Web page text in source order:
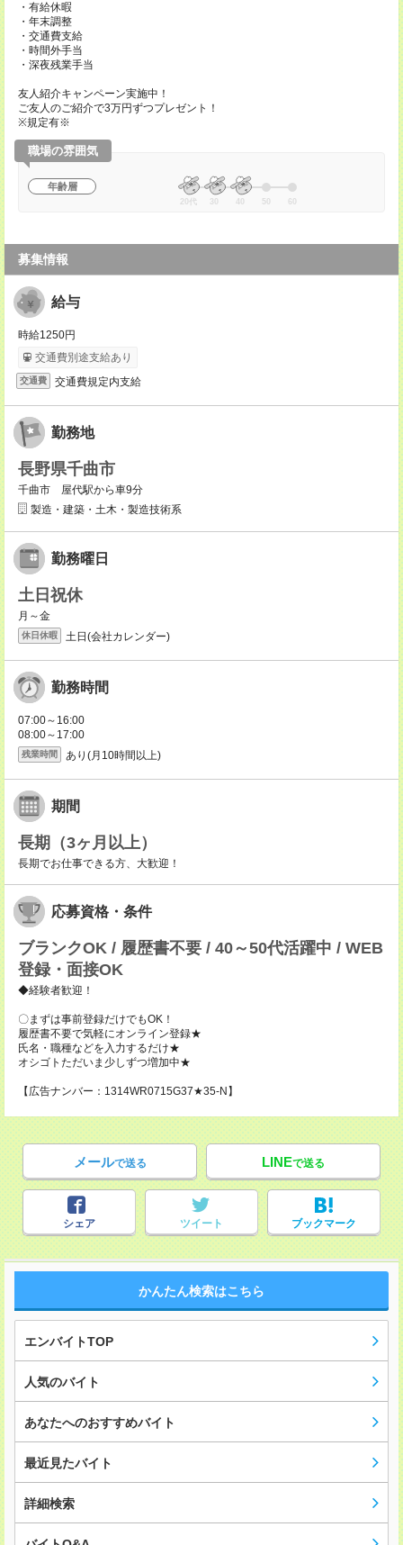
・有給休暇
・年末調整
・交通費支給
・時間外手当
・深夜残業手当
友人紹介キャンペーン実施中！
ご友人のご紹介で3万円ずつプレゼント！
※規定有※
職場の雰囲気
年齢層
20代 30 40 50 60
募集情報
給与
時給1250円
交通費別途支給あり
交通費 交通費規定内支給
勤務地
長野県千曲市
千曲市 屋代駅から車9分
製造・建築・土木・製造技術系
勤務曜日
土日祝休
月～金
休日休暇 土日(会社カレンダー)
勤務時間
07:00～16:00
08:00～17:00
残業時間 あり(月10時間以上)
期間
長期（3ヶ月以上）
長期でお仕事できる方、大歓迎！
応募資格・条件
ブランクOK / 履歴書不要 / 40～50代活躍中 / WEB
登録・面接OK
◆経験者歓迎！
〇まずは事前登録だけでもOK！
履歴書不要で気軽にオンライン登録★
氏名・職種などを入力するだけ★
オシゴトただいま少しずつ増加中★
【広告ナンバー：1314WR0715G37★35-N】
メールで送る LINEで送る
シェア ツイート ブックマーク
かんたん検索はこちら
エンバイトTOP
人気のバイト
あなたへのおすすめバイト
最近見たバイト
詳細検索